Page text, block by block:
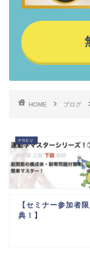
HOME ブログ
【セミナー参加者
典！】